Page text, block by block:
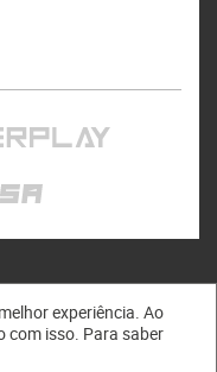
2026
experiência. Ao
com isso. Para saber